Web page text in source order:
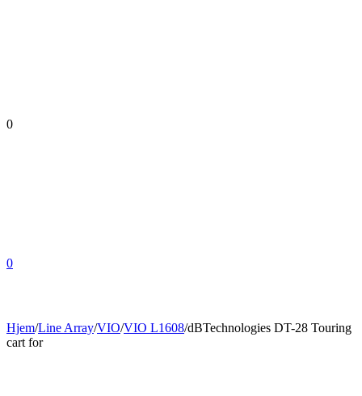
0
0
Hjem/Line Array/VIO/VIO L1608/dBTechnologies DT-28 Touring
cart for